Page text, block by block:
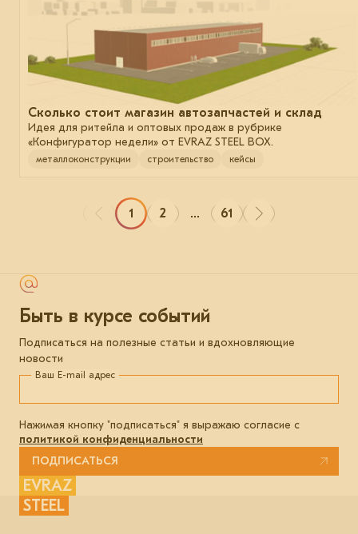
Сколько стоит магазин автозапчастей и склад
Идея для ритейла и оптовых продаж в рубрике
«Конфигуратор недели» от EVRAZ STEEL BOX.
металлоконструкции строительство кейсы
1 2 ... 61
Быть в курсе событий
Подписаться на полезные статьи и вдохновляющие
новости
Ваш E-mail адрес
Нажимая кнопку "подписаться" я выражаю согласие с
политикой конфиденциальности
ПОДПИСАТЬСЯ
EVRAZ
STEEL